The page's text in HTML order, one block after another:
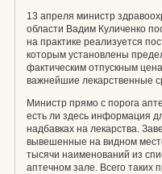
13 апреля министр
области Вадим Куличенко
на практике реализуется
которым установлены
фактическим отпускным
важнейшие лекарственные
Министр прямо с порога
есть ли здесь информация
надбавках на лекарства.
вывешенные на видном
тысячи наименований из
аптечном зале. Всего таких